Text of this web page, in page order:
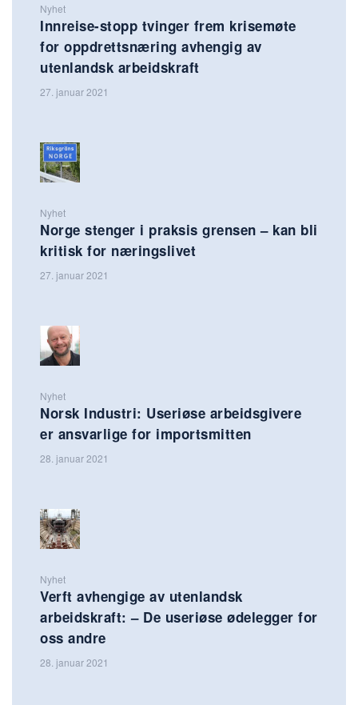
Nyhet
Innreise-stopp tvinger frem krisemøte
for oppdrettsnæring avhengig av
utenlandsk arbeidskraft
27. januar 2021
Nyhet
Norge stenger i praksis grensen – kan bli
kritisk for næringslivet
27. januar 2021
Nyhet
Norsk Industri: Useriøse arbeidsgivere
er ansvarlige for importsmitten
28. januar 2021
Nyhet
Verft avhengige av utenlandsk
arbeidskraft: – De useriøse ødelegger for
oss andre
28. januar 2021